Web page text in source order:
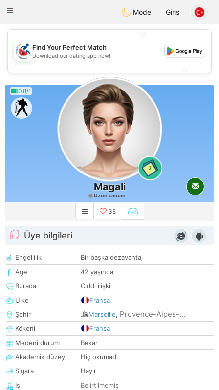
Handi Space
Toggle
Mode Giriş
💖
💕
Find Your Perfect Match
Download our dating app now!
0.8/1
2
Magali
Uzun zaman
35
Üye bilgileri
Engellilik
Bir başka dezavantaj
Age
42 yaşında
Burada
Ciddi ilişki
Ülke
Fransa
Şehir
Marseille, Provence-Alpes-...
Kökeni
Fransa
Medeni durum
Bekar
Akademik düzey
Hiç okumadı
Sigara
Hayır
İş
Belirtilmemiş